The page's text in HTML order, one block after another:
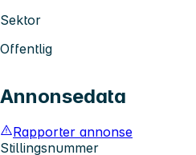
Sektor
Offentlig
Annonsedata
Rapporter annonse
Stillingsnummer